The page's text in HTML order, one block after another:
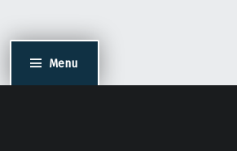
Menu